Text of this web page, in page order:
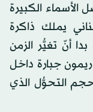
الأسماء الكبيرة
يملك ذاكرة
أنّ تغيُّر الزمن
جبارة داخل
حجم التحوُّل الذي